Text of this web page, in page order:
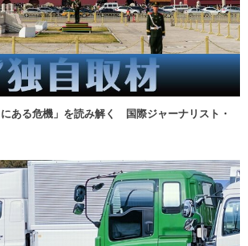
にある危機」を読み解く 国際ジャーナリスト・